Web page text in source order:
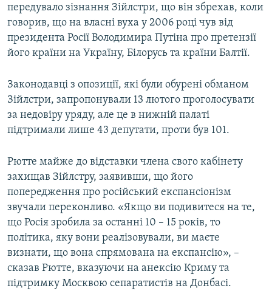
передувало зізнання Зійлстри, що він збрехав, коли
говорив, що на власні вуха у 2006 році чув від
президента Росії Володимира Путіна про претензії
його країни на Україну, Білорусь та країни Балтії.
Законодавці з опозиції, які були обурені обманом
Зійлстри, запропонували 13 лютого проголосувати
за недовіру уряду, але це в нижній палаті
підтримали лише 43 депутати, проти був 101.
Рютте майже до відставки члена свого кабінету
захищав Зійлстру, заявивши, що його
попередження про російський експансіонізм
звучали переконливо. «Якщо ви подивитеся на те,
що Росія зробила за останні 10 – 15 років, то
політика, яку вони реалізовували, ви маєте
визнати, що вона спрямована на експансію», –
сказав Рютте, вказуючи на анексію Криму та
підтримку Москвою сепаратистів на Донбасі.